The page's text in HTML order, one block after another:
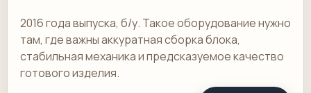
2016 года выпуска, б/у. Такое оборудование нужно
там, где важны аккуратная сборка блока,
стабильная механика и предсказуемое качество
готового изделия.